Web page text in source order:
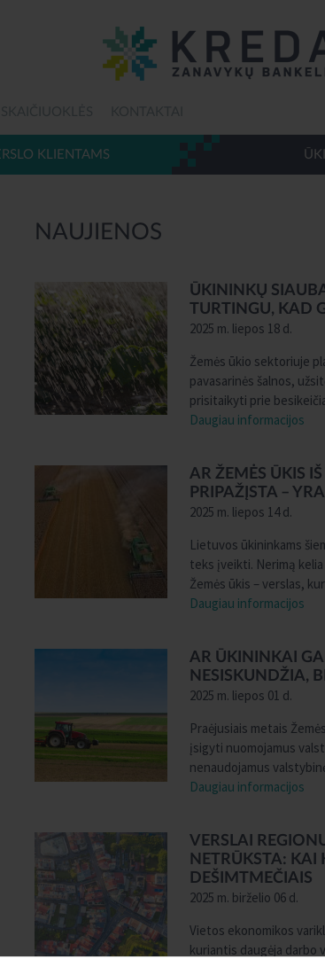
KLIENTAMS
NAUJIENOS
ŪKININKŲ
TURTINGU, KAD
2025 m. liepos 18 d.
Žemės ūkio sektoriuje
pavasarinės šalnos,
prisitaikyti prie
Daugiau informacijos
AR ŽEMĖS ŪKIS
PRIPAŽĮSTA –
2025 m. liepos 14 d.
Lietuvos ūkininkams
teks įveikti. Nerimą
Žemės ūkis – verslas,
Daugiau informacijos
AR ŪKININKAI
NESISKUNDŽIA,
2025 m. liepos 01 d.
Praėjusiais metais
įsigyti nuomojamus
nenaudojamus
Daugiau informacijos
VERSLAI
NETRŪKSTA: KAI
DEŠIMTMEČIAIS
2025 m. birželio 06 d.
Vietos ekonomikos
kuriantis daugėja darbo